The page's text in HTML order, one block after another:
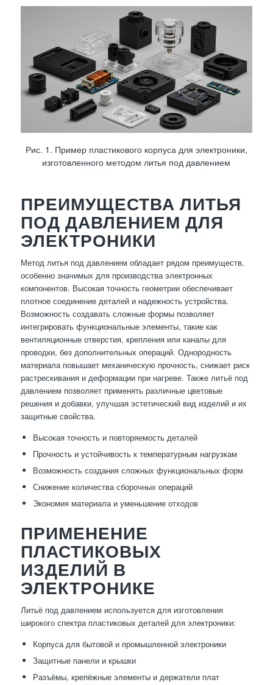
Рис. 1. Пример пластикового корпуса для электроники,
изготовленного методом литья под давлением
ПРЕИМУЩЕСТВА ЛИТЬЯ
ПОД ДАВЛЕНИЕМ ДЛЯ
ЭЛЕКТРОНИКИ
Метод литья под давлением обладает рядом преимуществ,
особенно значимых для производства электронных
компонентов. Высокая точность геометрии обеспечивает
плотное соединение деталей и надежность устройства.
Возможность создавать сложные формы позволяет
интегрировать функциональные элементы, такие как
вентиляционные отверстия, крепления или каналы для
проводки, без дополнительных операций. Однородность
материала повышает механическую прочность, снижает риск
растрескивания и деформации при нагреве. Также литьё под
давлением позволяет применять различные цветовые
решения и добавки, улучшая эстетический вид изделий и их
защитные свойства.
Высокая точность и повторяемость деталей
Прочность и устойчивость к температурным нагрузкам
Возможность создания сложных функциональных форм
Снижение количества сборочных операций
Экономия материала и уменьшение отходов
ПРИМЕНЕНИЕ
ПЛАСТИКОВЫХ
ИЗДЕЛИЙ В
ЭЛЕКТРОНИКЕ
Литьё под давлением используется для изготовления
широкого спектра пластиковых деталей для электроники:
Корпуса для бытовой и промышленной электроники
Защитные панели и крышки
Разъёмы, крепёжные элементы и держатели плат